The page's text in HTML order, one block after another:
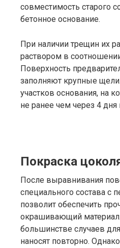
совместимость старого
бетонное основание.
При наличии трещин их
раствором в
Поверхность
заполняют крупные
участков основания, на
не ранее чем через 4
Покраска
После выравнивания
специального состава с
позволит обеспечить
окрашивающий материал.
большинстве случаев
наносят повторно.